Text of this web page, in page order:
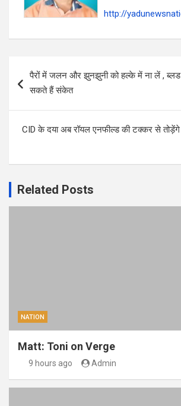
http://
navigation
पैरों में जलन और झुनझुनी को हल्के में ना लें ,
सकते हैं संकेत
CID के दया अब रॉयल एनफील्ड की टक्कर से तोड़ेंगे
Related Posts
NATION
Matt: Toni on Verge
9 hours ago Admin